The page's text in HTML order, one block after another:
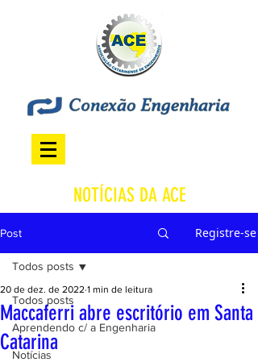
NOTÍCIAS DA ACE
Post Registre-se
Todos posts
Aprendendo c/ a Engenharia
Notícias
Todos posts
Maccaferri abre escritório em Santa
Catarina
20 de dez. de 2022 1 min de leitura